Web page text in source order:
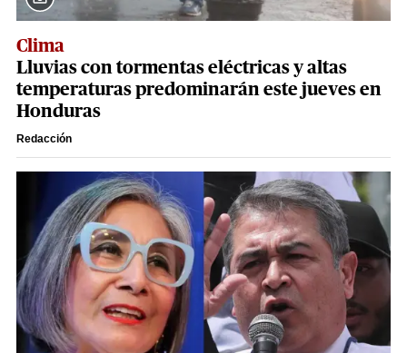
Clima
Lluvias con tormentas eléctricas y altas
temperaturas predominarán este jueves en
Honduras
Redacción